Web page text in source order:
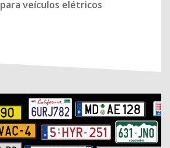
veículos elétricos